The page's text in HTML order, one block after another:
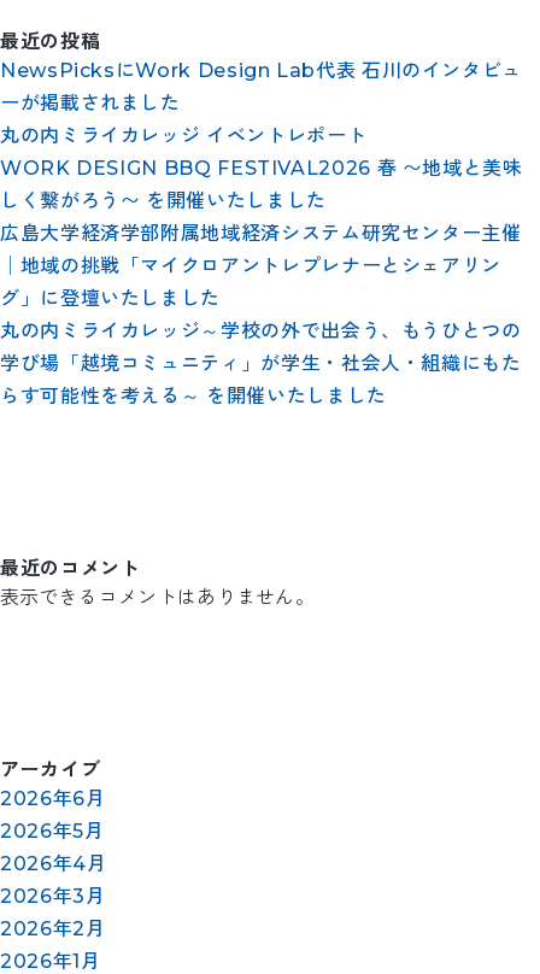
最近の投稿
NewsPicksにWork Design Lab代表 石川のインタビュ
ーが掲載されました
丸の内ミライカレッジ イベントレポート
WORK DESIGN BBQ FESTIVAL2026 春 〜地域と美味
しく繋がろう〜 を開催いたしました
広島大学経済学部附属地域経済システム研究センター主催
│地域の挑戦「マイクロアントレプレナーとシェアリン
グ」に登壇いたしました
丸の内ミライカレッジ～学校の外で出会う、もうひとつの
学び場「越境コミュニティ」が学生・社会人・組織にもた
らす可能性を考える～ を開催いたしました
最近のコメント
表示できるコメントはありません。
アーカイブ
2026年6月
2026年5月
2026年4月
2026年3月
2026年2月
2026年1月